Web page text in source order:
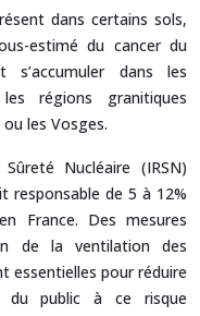
dans certains sols,
estimé du cancer du
dans les
régions granitiques
les Vosges.
Nucléaire (IRSN)
responsable de 5 à 12%
France. Des mesures
de la ventilation des
essentielles pour réduire
du public à ce risque